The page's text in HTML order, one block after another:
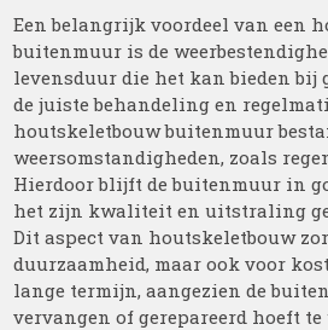
Een belangrijk voordeel van een
buitenmuur is de
levensduur die het kan bieden bij
de juiste behandeling en
houtskeletbouw buitenmuur
weersomstandigheden, zoals
Hierdoor blijft de buitenmuur in
het zijn kwaliteit en uitstraling
Dit aspect van houtskeletbouw
duurzaamheid, maar ook voor
lange termijn, aangezien de
vervangen of gerepareerd hoeft te